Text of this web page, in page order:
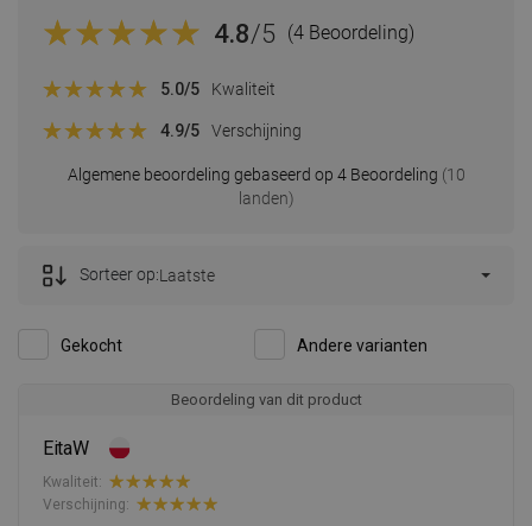
4.8/5 (4 Beoordeling)
Algemene beoordeling gebaseerd op 4 Beoordeling (10
landen)
5.0/5 Kwaliteit
4.9/5 Verschijning
Gekocht Andere varianten
Sorteer op:Laatste
Beoordeling van dit product
EitaW
Kwaliteit:
Verschijning: